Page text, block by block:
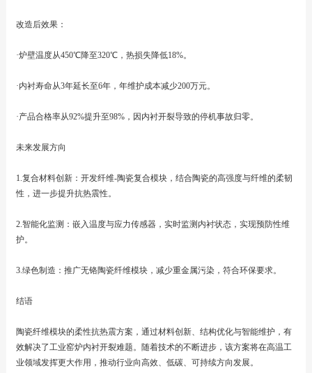
改造后效果：
·炉壁温度从450℃降至320℃，热损失降低18%。
·内衬寿命从3年延长至6年，年维护成本减少200万元。
·产品合格率从92%提升至98%，因内衬开裂导致的停机事故归零。
未来发展方向
1.复合材料创新：开发纤维-陶瓷复合模块，结合陶瓷的高强度与纤维的柔韧
性，进一步提升抗热震性。
2.智能化监测：嵌入温度与应力传感器，实时监测内衬状态，实现预防性维
护。
3.绿色制造：推广无铬陶瓷纤维模块，减少重金属污染，符合环保要求。
结语
陶瓷纤维模块的柔性抗热震方案，通过材料创新、结构优化与智能维护，有
效解决了工业窑炉内衬开裂难题。随着技术的不断进步，该方案将在高温工
业领域发挥更大作用，推动行业向高效、低碳、可持续方向发展。